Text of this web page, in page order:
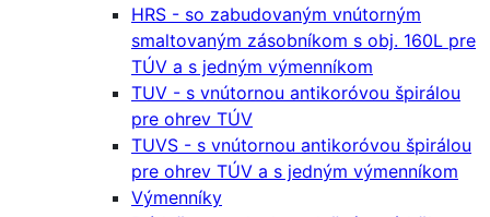
HRS - so zabudovaným vnútorným
smaltovaným zásobníkom s obj. 160L pre
TÚV a s jedným výmenníkom
TUV - s vnútornou antikoróvou špirálou
pre ohrev TÚV
TUVS - s vnútornou antikoróvou špirálou
pre ohrev TÚV a s jedným výmenníkom
Výmenníky